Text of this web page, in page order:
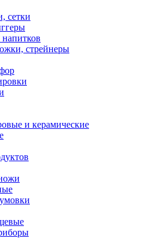
сетки
стрейнеры
и керамические